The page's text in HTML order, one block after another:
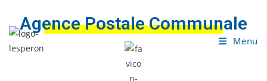
Menu
Agence Postale Communale